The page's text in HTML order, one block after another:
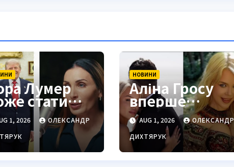
Лумер
стати
для
1, 2026
ОЛЕКСАНДР
НОВИНИ
Аліна Гросу
вперше
пояснила,
чому не
показує
чоловіка
AUG 1, 2026
ОЛЕКСАНДР
ДИХТЯРУК